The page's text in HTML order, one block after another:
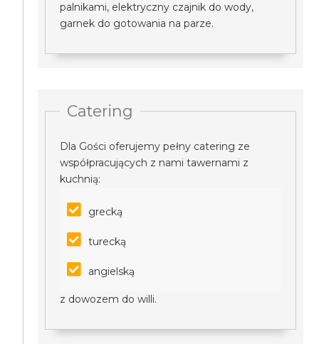
palnikami, elektryczny czajnik do wody,
garnek do gotowania na parze.
Catering
Dla Gości oferujemy pełny catering ze
współpracujących z nami tawernami z
kuchnią:
grecką
turecką
angielską
z dowozem do willi.